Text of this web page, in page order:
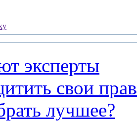
эксперты
свои
лучшее?